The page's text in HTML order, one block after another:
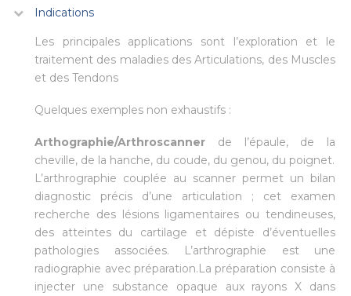
Indications
Les principales applications sont l’exploration et le
traitement des maladies des Articulations, des Muscles
et des Tendons
Quelques exemples non exhaustifs :
Arthographie/Arthroscanner de l’épaule, de la
cheville, de la hanche, du coude, du genou, du poignet.
L’arthrographie couplée au scanner permet un bilan
diagnostic précis d’une articulation ; cet examen
recherche des lésions ligamentaires ou tendineuses,
des atteintes du cartilage et dépiste d’éventuelles
pathologies associées. L’arthrographie est une
radiographie avec préparation.La préparation consiste à
injecter une substance opaque aux rayons X dans